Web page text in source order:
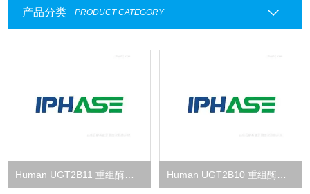
产品分类 PRODUCT CATEGORY